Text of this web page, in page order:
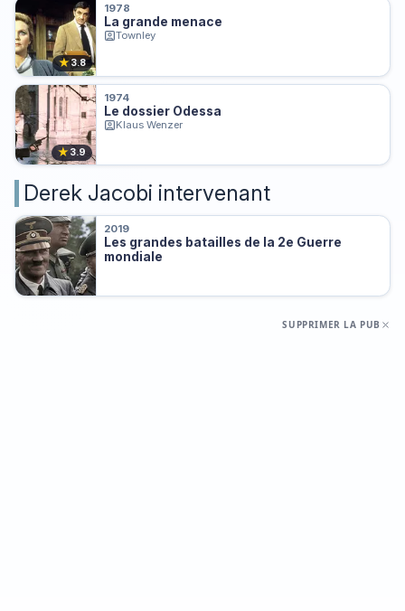
★3.8
1978
La grande menace
Townley
★3.9
1974
Le dossier Odessa
Klaus Wenzer
Derek Jacobi intervenant
2019
Les grandes batailles de la 2e Guerre
mondiale
SUPPRIMER LA PUB